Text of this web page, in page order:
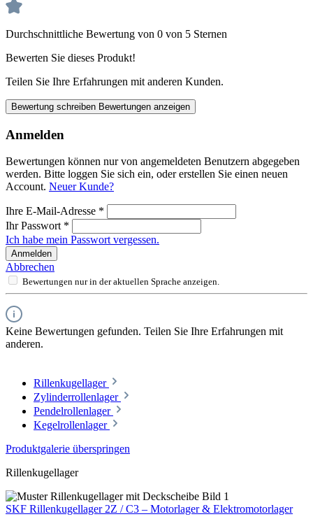
Durchschnittliche Bewertung von 0 von 5 Sternen
Bewerten Sie dieses Produkt!
Teilen Sie Ihre Erfahrungen mit anderen Kunden.
Bewertung schreiben Bewertungen anzeigen
Anmelden
Bewertungen können nur von angemeldeten Benutzern abgegeben
werden. Bitte loggen Sie sich ein, oder erstellen Sie einen neuen
Account. Neuer Kunde?
Ihre E-Mail-Adresse *
Ihr Passwort *
Ich habe mein Passwort vergessen.
Anmelden
Abbrechen
Bewertungen nur in der aktuellen Sprache anzeigen.
Keine Bewertungen gefunden. Teilen Sie Ihre Erfahrungen mit
anderen.
Rillenkugellager
Zylinderrollenlager
Pendelrollenlager
Kegelrollenlager
Produktgalerie überspringen
Rillenkugellager
SKF Rillenkugellager 2Z / C3 – Motorlager & Elektromotorlager